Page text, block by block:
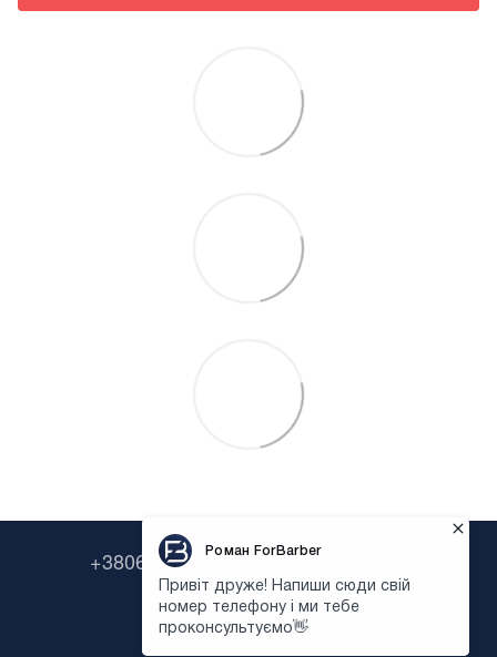
+380638322646 +380673954135
Контактная информация
Полная версия сайта